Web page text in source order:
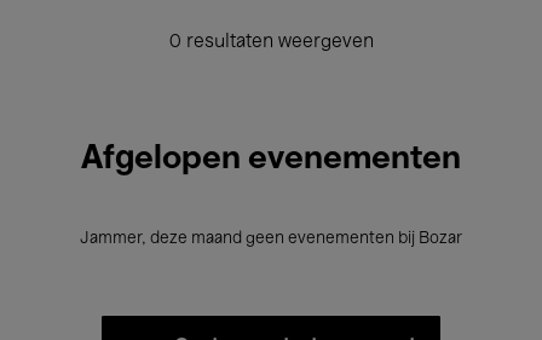
0 resultaten weergeven
Afgelopen evenementen
Jammer, deze maand geen evenementen bij Bozar